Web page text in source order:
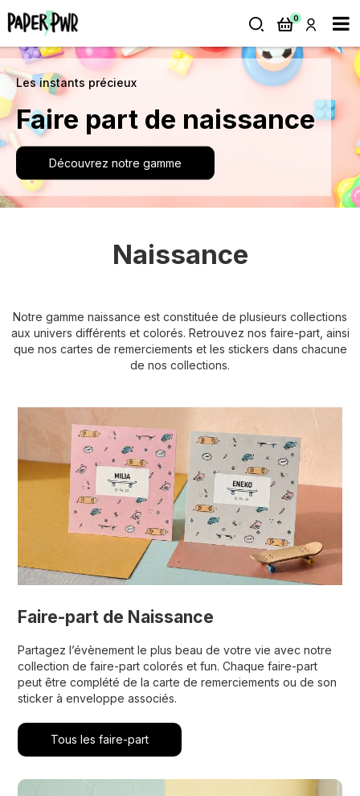
0
Les instants précieux
Faire part de naissance
Découvrez notre gamme
Naissance
Notre gamme naissance est constituée de plusieurs collections
aux univers différents et colorés. Retrouvez nos faire-part, ainsi
que nos cartes de remerciements et les stickers dans chacune
de nos collections.
Faire-part de Naissance
Partagez l’évènement le plus beau de votre vie avec notre
collection de faire-part colorés et fun. Chaque faire-part
peut être complété de la carte de remerciements ou de son
sticker à enveloppe associés.
Tous les faire-part